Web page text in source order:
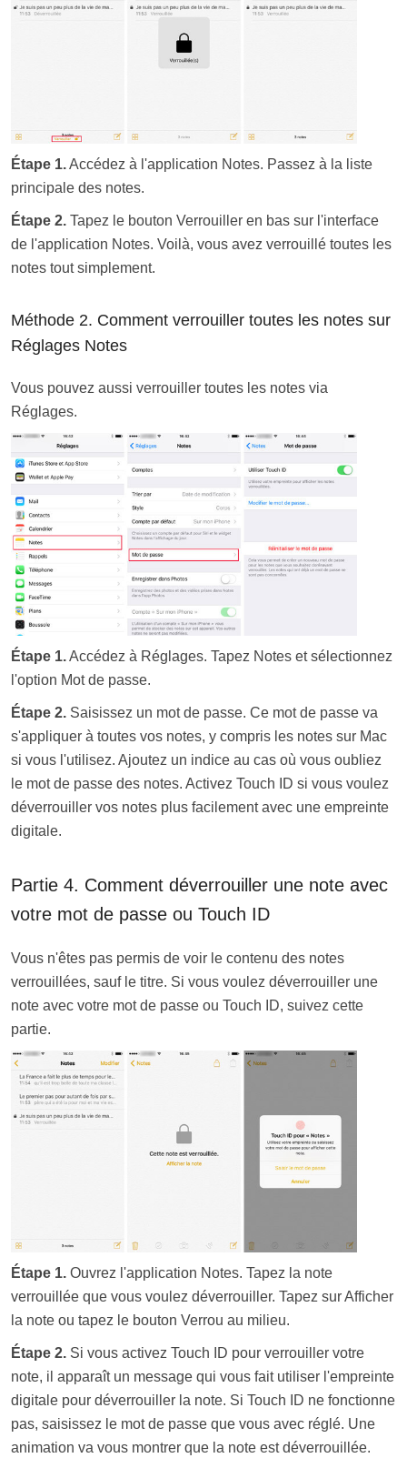
Étape 1.Accédez à l'application Notes. Passez à la liste
principale des notes.
Étape 2. Tapez le bouton Verrouiller en bas sur l'interface
de l'application Notes. Voilà, vous avez verrouillé toutes les
notes tout simplement.
Méthode 2. Comment verrouiller toutes les notes sur
Réglages Notes
Vous pouvez aussi verrouiller toutes les notes via
Réglages.
Étape 1.Accédez à Réglages. Tapez Notes et sélectionnez
l'option Mot de passe.
Étape 2. Saisissez un mot de passe. Ce mot de passe va
s'appliquer à toutes vos notes, y compris les notes sur Mac
si vous l'utilisez. Ajoutez un indice au cas où vous oubliez
le mot de passe des notes. Activez Touch ID si vous voulez
déverrouiller vos notes plus facilement avec une empreinte
digitale.
Partie 4. Comment déverrouiller une note avec
votre mot de passe ou Touch ID
Vous n'êtes pas permis de voir le contenu des notes
verrouillées, sauf le titre. Si vous voulez déverrouiller une
note avec votre mot de passe ou Touch ID, suivez cette
partie.
Étape 1. Ouvrez l'application Notes. Tapez la note
verrouillée que vous voulez déverrouiller. Tapez sur Afficher
la note ou tapez le bouton Verrou au milieu.
Étape 2. Si vous activez Touch ID pour verrouiller votre
note, il apparaît un message qui vous fait utiliser l'empreinte
digitale pour déverrouiller la note. Si Touch ID ne fonctionne
pas, saisissez le mot de passe que vous avec réglé. Une
animation va vous montrer que la note est déverrouillée.